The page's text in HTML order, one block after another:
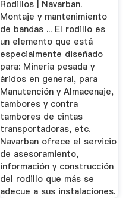
Rodillos | Navarban.
Montaje y mantenimiento
de bandas ... El rodillo es
un elemento que está
especialmente diseñado
para: Minería pesada y
áridos en general, para
Manutención y Almacenaje,
tambores y contra
tambores de cintas
transportadoras, etc.
Navarban ofrece el servicio
de asesoramiento,
información y construcción
del rodillo que más se
adecue a sus instalaciones.